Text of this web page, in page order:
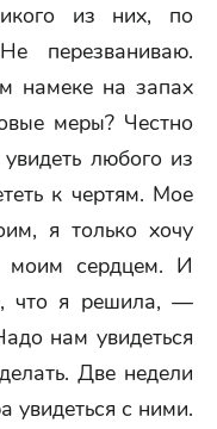
из них, по
перезваниваю.
намеке на запах
меры? Честно
любого из
к чертям. Мое
я только хочу
моим сердцем. И
что я решила, —
нам увидеться
Две недели
увидеться с ними.